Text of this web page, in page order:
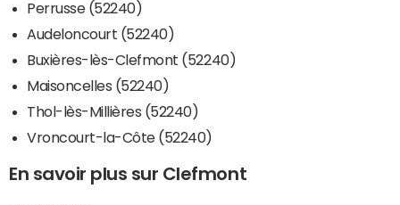
Perrusse (52240)
Audeloncourt (52240)
Buxières-lès-Clefmont (52240)
Maisoncelles (52240)
Thol-lès-Millières (52240)
Vroncourt-la-Côte (52240)
En savoir plus sur Clefmont